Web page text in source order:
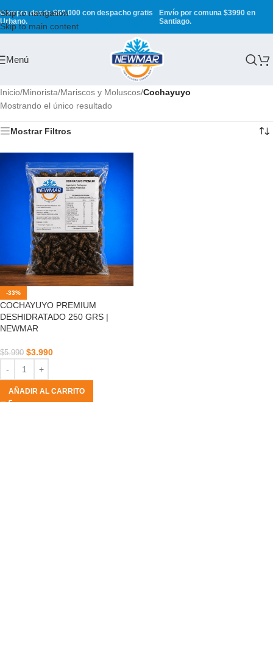
Skip to navigation
Skip to main content
Compra desde $60.000 con despacho gratis
Urbano.
Envío por comuna $3990 en
Santiago.
Menú
Inicio/Minorista/Mariscos y Moluscos/Cochayuyo
Mostrando el único resultado
Mostrar Filtros
-33%
COCHAYUYO PREMIUM
DESHIDRATADO 250 GRS |
NEWMAR
$5.990 $3.990
AÑADIR AL CARRITO